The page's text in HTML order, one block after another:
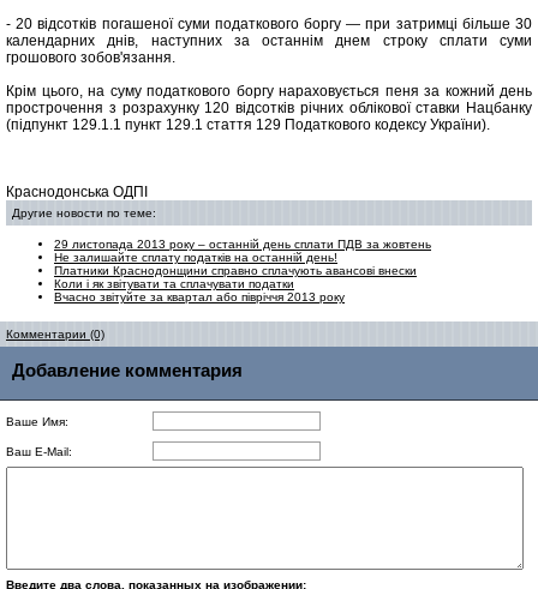
- 20 відсотків погашеної суми податкового боргу ― при затримці більше 30
календарних днів, наступних за останнім днем строку сплати суми
грошового зобов'язання.
Крім цього, на суму податкового боргу нараховується пеня за кожний день
прострочення з розрахунку 120 відсотків річних облікової ставки Нацбанку
(підпункт 129.1.1 пункт 129.1 стаття 129 Податкового кодексу України).
Краснодонська ОДПІ
Другие новости по теме:
29 листопада 2013 року – останній день сплати ПДВ за жовтень
Не залишайте сплату податків на останній день!
Платники Краснодонщини справно сплачують авансові внески
Коли і як звітувати та сплачувати податки
Вчасно звітуйте за квартал або півріччя 2013 року
Комментарии (0)
Добавление комментария
Ваше Имя:
Ваш E-Mail:
Введите два слова, показанных на изображении: